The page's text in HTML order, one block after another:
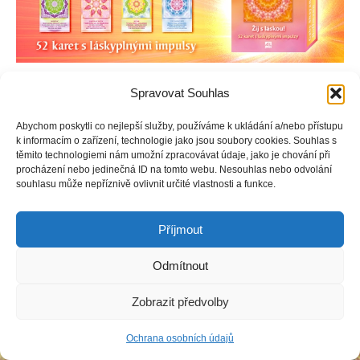
Spravovat Souhlas
Abychom poskytli co nejlepší služby, používáme k ukládání a/nebo přístupu
k informacím o zařízení, technologie jako jsou soubory cookies. Souhlas s
těmito technologiemi nám umožní zpracovávat údaje, jako je chování při
procházení nebo jedinečná ID na tomto webu. Nesouhlas nebo odvolání
souhlasu může nepříznivě ovlivnit určité vlastnosti a funkce.
Příjmout
Odmítnout
Zobrazit předvolby
Ochrana osobních údajů
fungují jako vizuální nástroje harmonie, duchovní inspirace a
sebepoznání.
SEO